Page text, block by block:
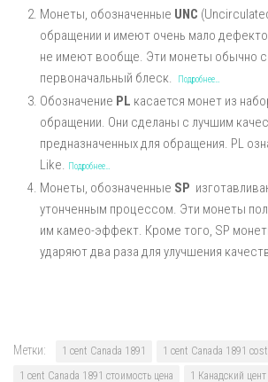
Монеты, обозначенные UNC
обращении и имеют очень мало
не имеют вообще. Эти монеты обычно
первоначальный блеск.
Подробнее…
Обозначение PL касается монет из
обращении. Они сделаны с лучшим
предназначенных для обращения. PL
Like. Подробнее…
Монеты, обозначенные SP
утонченным процессом. Эти монеты
им камео-эффект. Кроме того, SP
ударяют два раза для улучшения
Метки: 1 cent Canada 1891
1 cent Canada 1891 cost
1 cent Canada 1891 стоимость цена
1 Канадский